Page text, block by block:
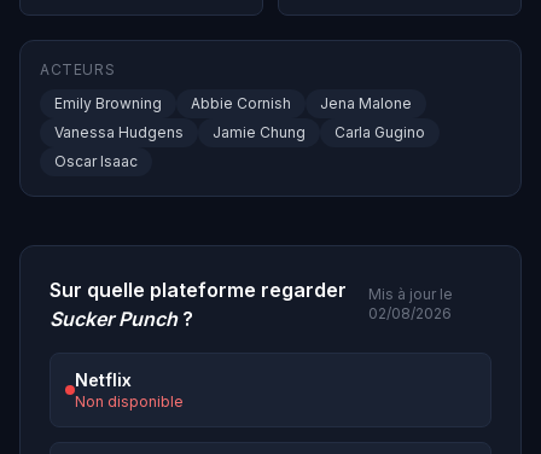
ACTEURS
Emily Browning
Abbie Cornish
Jena Malone
Vanessa Hudgens
Jamie Chung
Carla Gugino
Oscar Isaac
Sur quelle plateforme regarder
Sucker Punch?
Mis à jour le
02/08/2026
Netflix
Non disponible